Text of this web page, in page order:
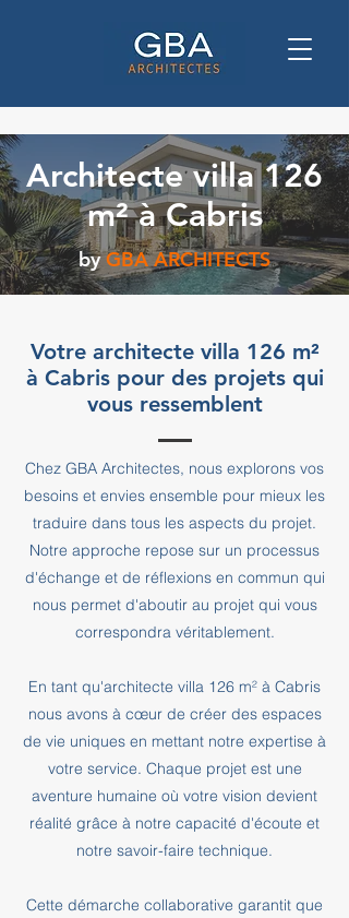
Architecte villa 126
m² à Cabris
by GBA ARCHITECTS
Votre architecte villa 126 m²
à Cabris pour des projets qui
vous ressemblent
Chez GBA Architectes, nous explorons vos
besoins et envies ensemble pour mieux les
traduire dans tous les aspects du projet.
Notre approche repose sur un processus
d'échange et de réflexions en commun qui
nous permet d'aboutir au projet qui vous
correspondra véritablement.
En tant qu'architecte villa 126 m² à Cabris
nous avons à cœur de créer des espaces
de vie uniques en mettant notre expertise à
votre service. Chaque projet est une
aventure humaine où votre vision devient
réalité grâce à notre capacité d'écoute et
notre savoir-faire technique.
Cette démarche collaborative garantit que